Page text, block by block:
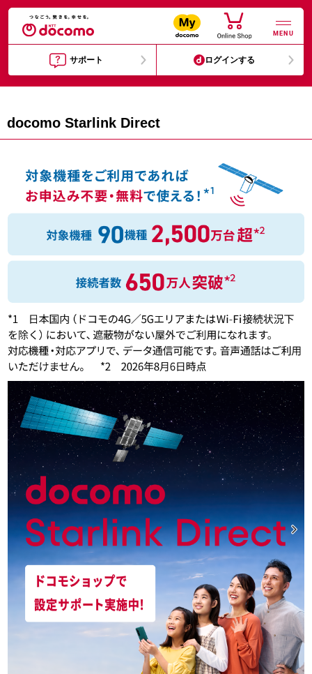
MENU
サポート ログインする
docomo Starlink Direct